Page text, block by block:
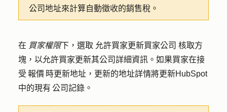
公司地址來計算自動徵收的銷售稅。
在 買家權限下，選取 允許買家更新買家公司 核取方
塊，以允許買家更新其公司詳細資訊。如果買家在接
受 報價 時更新地址，更新的地址詳情將更新HubSpot
中的現有 公司記錄。